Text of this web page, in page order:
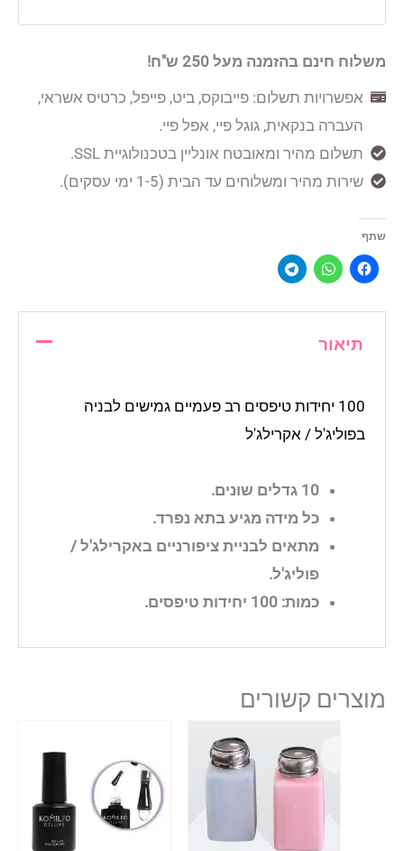
משלוח חינם בהזמנה מעל 250 ש"ח!
אפשרויות תשלום: פייבוקס, ביט, פייפל, כרטיס אשראי,
העברה בנקאית, גוגל פיי, אפל פיי.
תשלום מהיר ומאובטח אונליין בטכנולוגיית SSL.
שירות מהיר ומשלוחים עד הבית (1-5 ימי עסקים).
שתף
תיאור
100 יחידות טיפסים רב פעמיים גמישים לבניה
בפוליג'ל / אקרילג'ל
10 גדלים שונים.
כל מידה מגיע בתא נפרד.
מתאים לבניית ציפורניים באקרילג'ל /
פוליג'ל.
כמות: 100 יחידות טיפסים.
מוצרים קשורים